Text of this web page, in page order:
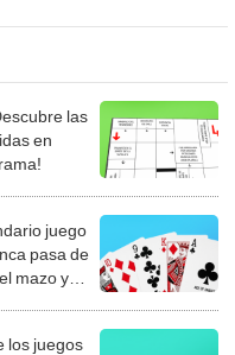
las
en
juego
pasa de
mazo y
los juegos